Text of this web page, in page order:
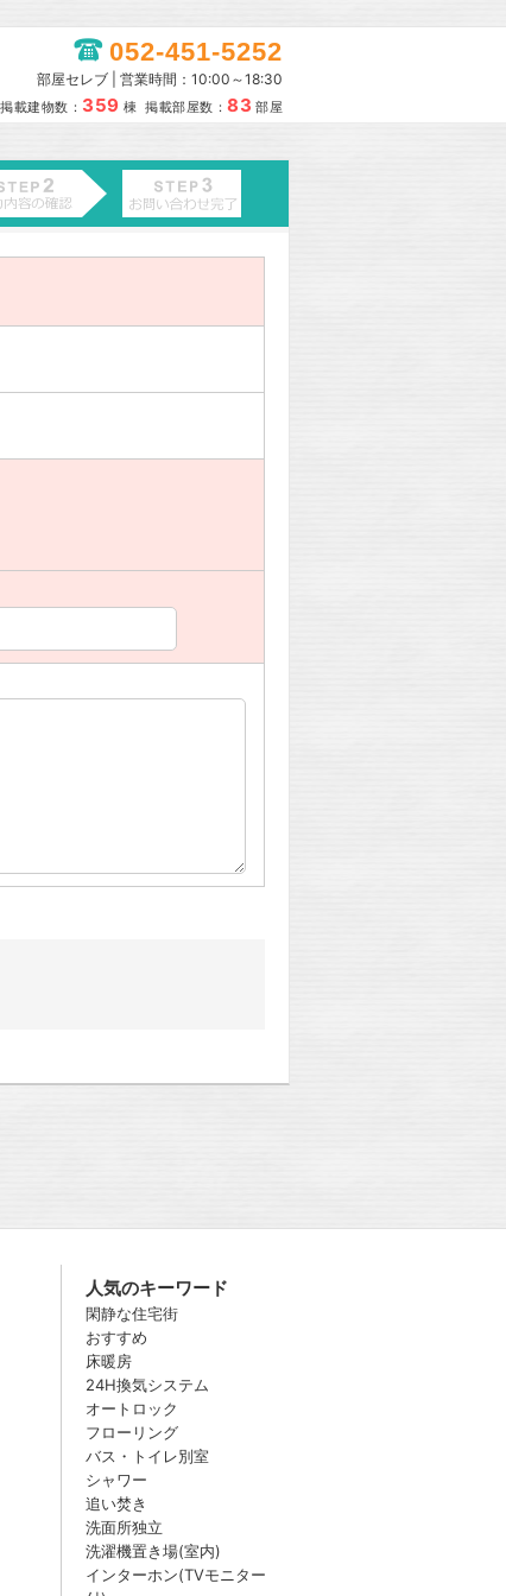
052-451-5252
部屋セレブ | 営業時間：10:00～18:30
掲載建物数： 359 棟 掲載部屋数： 83 部屋
人気のキーワード
閑静な住宅街
おすすめ
床暖房
24H換気システム
オートロック
フローリング
バス・トイレ別室
シャワー
追い焚き
洗面所独立
洗濯機置き場(室内)
インターホン(TVモニター